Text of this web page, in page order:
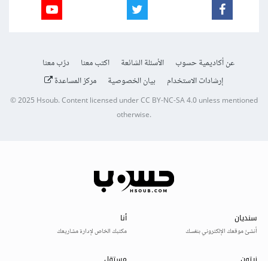
عن أكاديمية حسوب الأسئلة الشائعة اكتب معنا
درّب معنا
إرشادات الاستخدام
بيان الخصوصية مركز المساعدة
© 2025Hsoub.Content licensed underCC BY-NC-SA 4.0unless mentioned
otherwise.